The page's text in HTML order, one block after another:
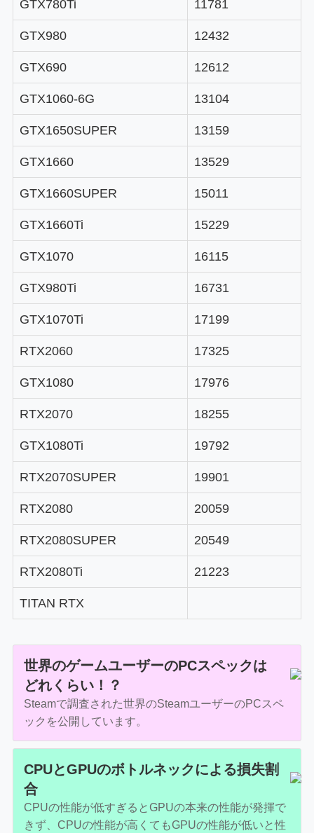
GTX780Ti 11781
GTX980 12432
GTX690 12612
GTX1060-6G 13104
GTX1650SUPER 13159
GTX1660 13529
GTX1660SUPER 15011
GTX1660Ti 15229
GTX1070 16115
GTX980Ti 16731
GTX1070Ti 17199
RTX2060 17325
GTX1080 17976
RTX2070 18255
GTX1080Ti 19792
RTX2070SUPER 19901
RTX2080 20059
RTX2080SUPER 20549
RTX2080Ti 21223
TITAN RTX
世界のゲームユーザーのPCスペックは
どれくらい！？
Steamで調査された世界のSteamユーザーのPCスペ
ックを公開しています。
CPUとGPUのボトルネックによる損失割
合
CPUの性能が低すぎるとGPUの本来の性能が発揮で
きず、CPUの性能が高くてもGPUの性能が低いと性